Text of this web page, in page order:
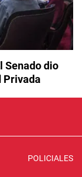
Senado dio
Privada
POLICIALES